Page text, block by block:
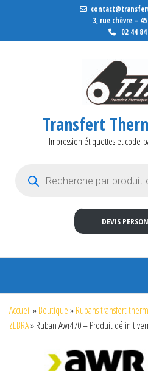
3, rue chèvre –
02 44 84
Transfert
Impression étiquettes et code-
DEVIS
Accueil»Boutique»Rubans transfert
ZEBRA»Ruban Awr470 – Produit